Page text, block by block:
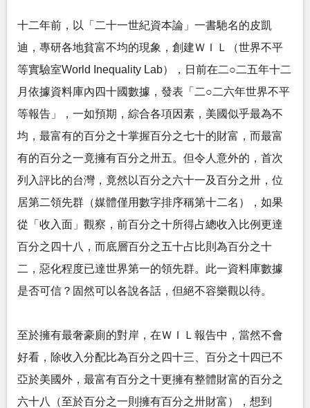
十二年前，以「二十一世紀資本論」一書馳名的皮凱
迪，專研各地貧富不均的現象，創建ＷＩＬ（世界不平
等實驗室World Inequality Lab），日前在二○二五年十二
月依據資料庫內四十國數據，發表「二○二六年世界不平
等報告」，一如預期，綜合各項因素，美國似乎最為不
均，最富有的百分之十掌握百分之七十的財富，而最富
有的百分之一竟擁有百分之卅五。但令人意外的，首次
列入評比的台灣，竟然以百分之六十一及百分之卅，位
居第二領先群（媒體僅用數字排序稱第十二名），如果
從「收入面」觀察，前百分之十所得占總收入比例更達
百分之四十八，而底層百分之五十占比則為百分之十
二，惡化程度已達世界第一的領先群。此一資料庫數據
是否可信？固然可以各說各話，但絕不容樂觀以待。
至於擁有最奢豪廁的對岸，在ＷＩＬ報告中，當然不會
好看，除收入分配比為百分之四十三、百分之十四已不
亞於美國外，最富有百分之十更擁有整體財富的百分之
六十八（至於百分之一則擁有百分之卅財富），想到